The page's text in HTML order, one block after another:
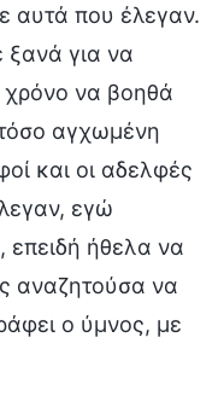
αυτά που έλεγαν.
ξανά για να
χρόνο να βοηθά
αγχωμένη
και οι αδελφές
εγώ
επειδή ήθελα να
αναζητούσα να
ο ύμνος, με